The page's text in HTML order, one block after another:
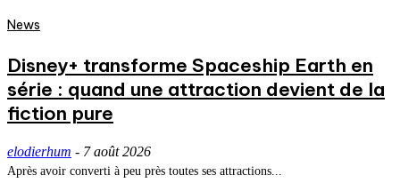
News
Disney+ transforme Spaceship Earth en
série : quand une attraction devient de la
fiction pure
elodierhum - 7 août 2026
Après avoir converti à peu près toutes ses attractions...